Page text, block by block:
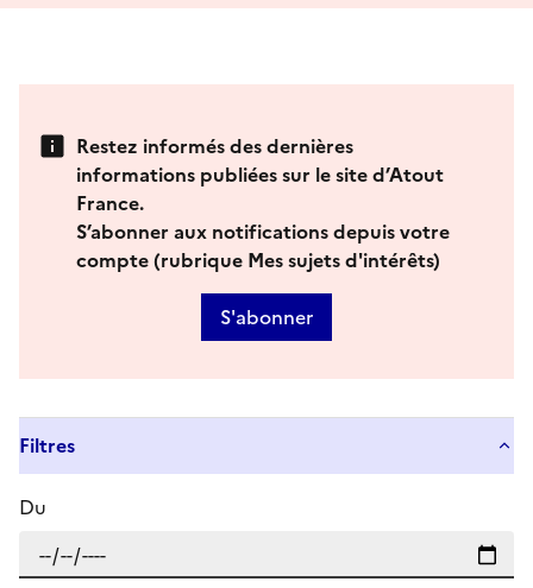
Restez informés des dernières
informations publiées sur le site d’Atout
France.
S’abonner aux notifications depuis votre
compte (rubrique Mes sujets d'intérêts)
S'abonner
Filtres
Du